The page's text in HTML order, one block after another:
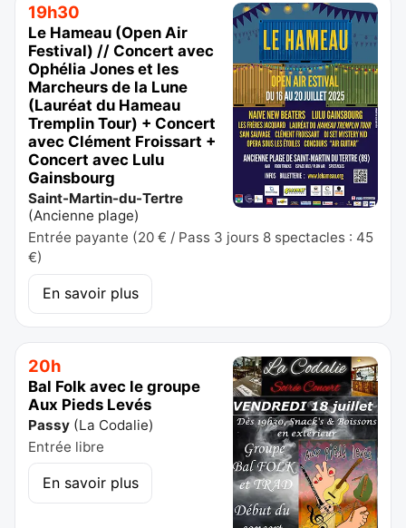
19h30
Le Hameau (Open Air
Festival) // Concert avec
Ophélia Jones et les
Marcheurs de la Lune
(Lauréat du Hameau
Tremplin Tour) + Concert
avec Clément Froissart +
Concert avec Lulu
Gainsbourg
Saint-Martin-du-Tertre
(Ancienne plage)
Entrée payante (20 € / Pass 3 jours 8 spectacles : 45
€)
En savoir plus
20h
Bal Folk avec le groupe
Aux Pieds Levés
Passy (La Codalie)
Entrée libre
En savoir plus